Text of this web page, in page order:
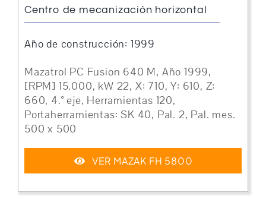
Centro de mecanización horizontal
Año de construcción: 1999
Mazatrol PC Fusion 640 M, Año 1999,
[RPM] 15.000, kW 22, X: 710, Y: 610, Z:
660, 4.° eje, Herramientas 120,
Portaherramientas: SK 40, Pal. 2, Pal. mes.
500 x 500
VER MAZAK FH 5800